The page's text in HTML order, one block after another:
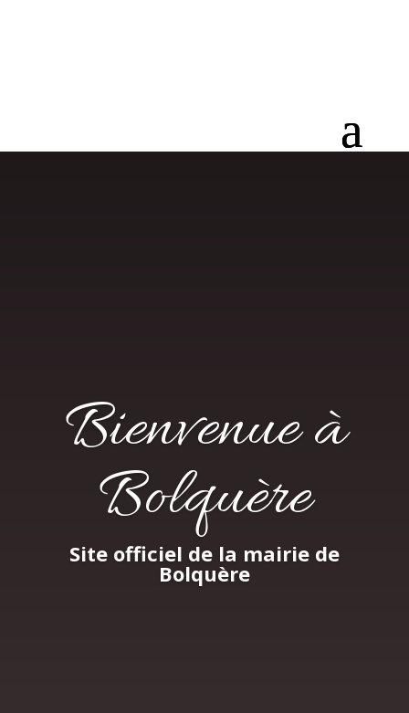
Bienvenue à
Bolquère
Site officiel de la mairie de
Bolquère